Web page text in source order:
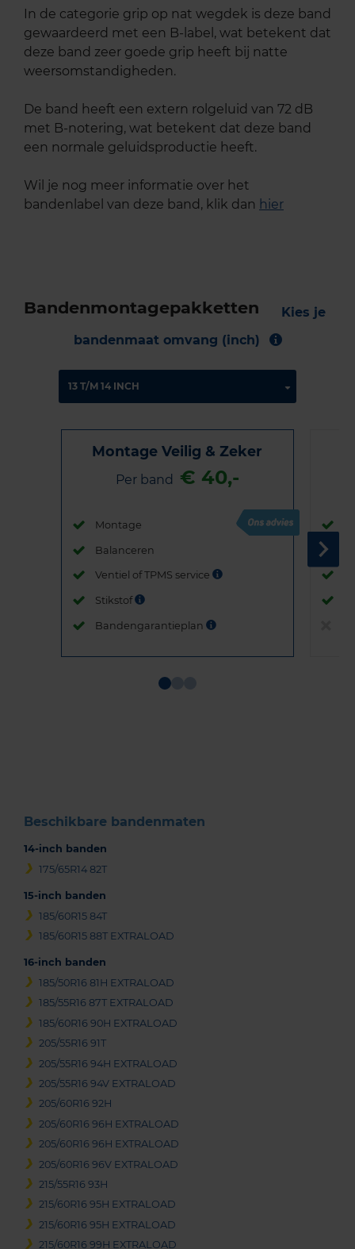
In de categorie grip op nat wegdek is deze band
gewaardeerd met een B-label, wat betekent dat
deze band zeer goede grip heeft bij natte
weersomstandigheden.
De band heeft een extern rolgeluid van 72 dB
met B-notering, wat betekent dat deze band
een normale geluidsproductie heeft.
Wil je nog meer informatie over het
bandenlabel van deze band, klik dan hier
Bandenmontagepakketten
Kies je
bandenmaat omvang (inch)
Montage Veilig & Zeker
Per band € 40,-
Montage
Balanceren
Ventiel of TPMS service
Stikstof
Bandengarantieplan
Beschikbare bandenmaten
14-inch banden
175/65R14 82T
15-inch banden
185/60R15 84T
185/60R15 88T EXTRALOAD
16-inch banden
185/50R16 81H EXTRALOAD
185/55R16 87T EXTRALOAD
185/60R16 90H EXTRALOAD
205/55R16 91T
205/55R16 94H EXTRALOAD
205/55R16 94V EXTRALOAD
205/60R16 92H
205/60R16 96H EXTRALOAD
205/60R16 96H EXTRALOAD
205/60R16 96V EXTRALOAD
215/55R16 93H
215/60R16 95H EXTRALOAD
215/60R16 95H EXTRALOAD
215/60R16 99H EXTRALOAD